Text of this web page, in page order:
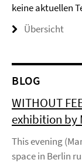
keine aktuellen
Übersicht
BLOG
WITHOUT
exhibition by
This evening
space in Berlin